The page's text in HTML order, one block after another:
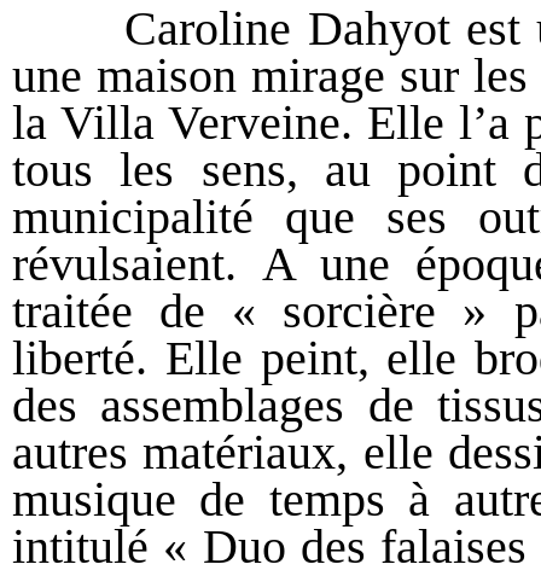
Caroline Dahyot est
une maison mirage sur
la Villa Verveine. Elle l’a
tous les sens, au point
municipalité que ses
révulsaient. A une
traitée de « sorcière »
liberté. Elle peint, elle
des assemblages de
autres matériaux, elle
musique de temps à
intitulé « Duo des